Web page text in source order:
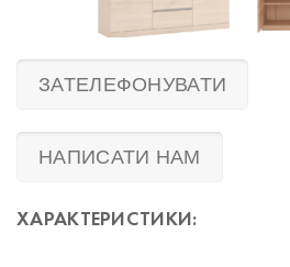
ЗАТЕЛЕФОНУВАТИ
НАПИСАТИ НАМ
ХАРАКТЕРИСТИКИ: